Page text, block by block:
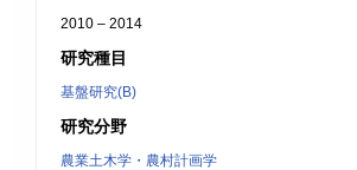
2010 – 2014
研究種目
基盤研究(B)
研究分野
農業土木学・農村計画学